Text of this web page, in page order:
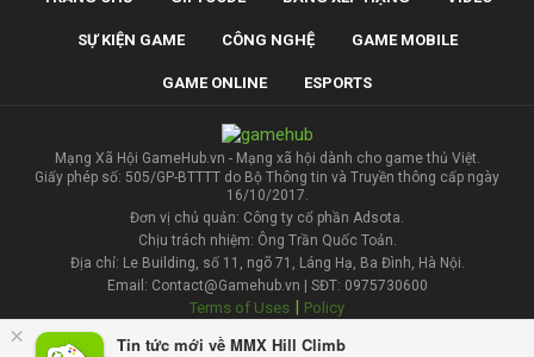
× Tin tức mới về MMX Hill Climb
SỰ KIỆN GAME CÔNG NGHỆ GAME MOBILE
GAME ONLINE ESPORTS
Mạng Xã Hội GameHub.vn - Mạng xã hội dành cho game thủ Việt.
Giấy phép số: 505/GP-BTTTT do Bộ Thông tin và Truyền thông cấp ngày
16/10/2017.
Đơn vị chủ quản: Công ty cổ phần Adsota.
Chịu trách nhiệm: Ông Trần Quốc Toản.
Địa chỉ: Le Building, số 11, ngõ 71, Láng Hạ, Ba Đình, Hà Nội.
Email: Contact@Gamehub.vn | SĐT: 0975730600
Terms of Uses | Policy